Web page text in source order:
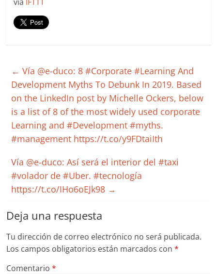
← Vía @e-duco: 8 #Corporate #Learning And
Development Myths To Debunk In 2019. Based
on the LinkedIn post by Michelle Ockers, below
is a list of 8 of the most widely used corporate
Learning and #Development #myths.
#management https://t.co/y9FDtaiIth
Vía @e-duco: Así será el interior del #taxi
#volador de #Uber. #tecnología
https://t.co/IHo6oEJk98 →
Deja una respuesta
Tu dirección de correo electrónico no será publicada.
Los campos obligatorios están marcados con*
Comentario*